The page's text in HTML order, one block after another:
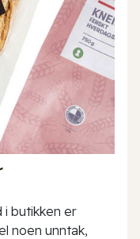
butikken er
noen unntak,